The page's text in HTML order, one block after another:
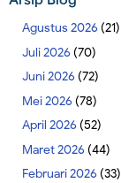
Agustus 2026 (21)
Juli 2026 (70)
Juni 2026 (72)
Mei 2026 (78)
April 2026 (52)
Maret 2026 (44)
Februari 2026 (33)